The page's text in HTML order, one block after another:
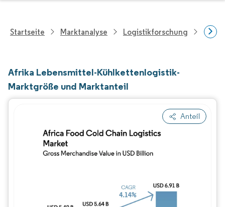
Startseite Marktanalyse Logistikforschung
Afrika Lebensmittel-Kühlkettenlogistik-
Marktgröße und Marktanteil
Anteil